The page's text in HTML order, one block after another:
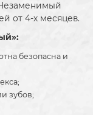
от 4-х месяцев.
безопасна и
зубов;